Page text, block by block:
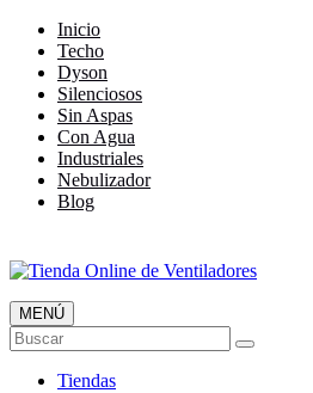
Inicio
Techo
Dyson
Silenciosos
Sin Aspas
Con Agua
Industriales
Nebulizador
Blog
Tienda Online de Ventiladores
Super Catálogo de Ofertas
MENÚ
Buscar
Tiendas